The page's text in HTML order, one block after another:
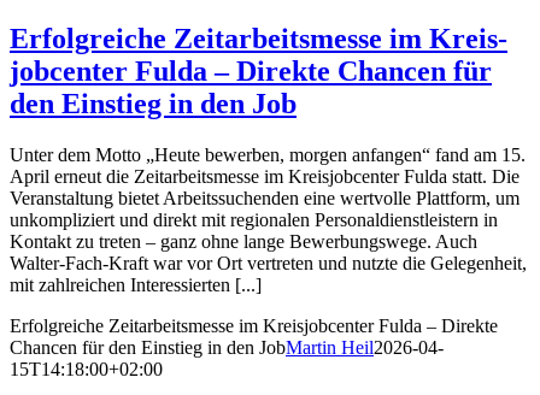
Erfolg­reiche Zeitar­beits­messe im Kreis­
job­center Fulda – Direkte Chancen für
den Einstieg in den Job
Unter dem Motto „Heute bewerben, morgen anfangen“ fand am 15.
April erneut die Zeitarbeitsmesse im Kreisjobcenter Fulda statt. Die
Veranstaltung bietet Arbeitssuchenden eine wertvolle Plattform, um
unkompliziert und direkt mit regionalen Personaldienstleistern in
Kontakt zu treten – ganz ohne lange Bewerbungswege. Auch
Walter-Fach-Kraft war vor Ort vertreten und nutzte die Gelegenheit,
mit zahlreichen Interessierten [...]
Erfolg­reiche Zeitar­beits­messe im Kreis­job­center Fulda – Direkte
Chancen für den Einstieg in den JobMartin Heil2026-04-
15T14:18:00+02:00